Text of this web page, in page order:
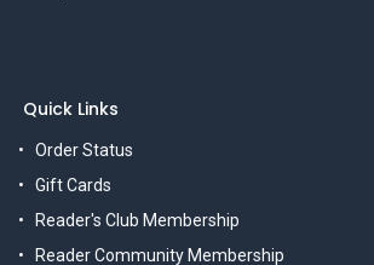
Quick Links
Order Status
Gift Cards
Reader's Club Membership
Reader Community Membership